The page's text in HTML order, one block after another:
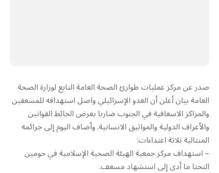
صدر عن مركز عمليات طوارئ الصحة العامة التابع لوزارة الصحة
العامة بيان أعلن أن العدو الإسرائيلي واصل استهدافه للمسعفين
والمراكز الاسعافية في الجنوب ضاربا بعرض الحائط القوانين
والأعراف الدولية والمواثيق الانسانية. وأضاف اليوم إلى جرائمه
المتتالية ثلاثة اعتداءات:
– استهداف مركز جمعية الهيئة الصحية الإسلامية في حومين
التحتا ما أدى إلى استشهاد مسعف.